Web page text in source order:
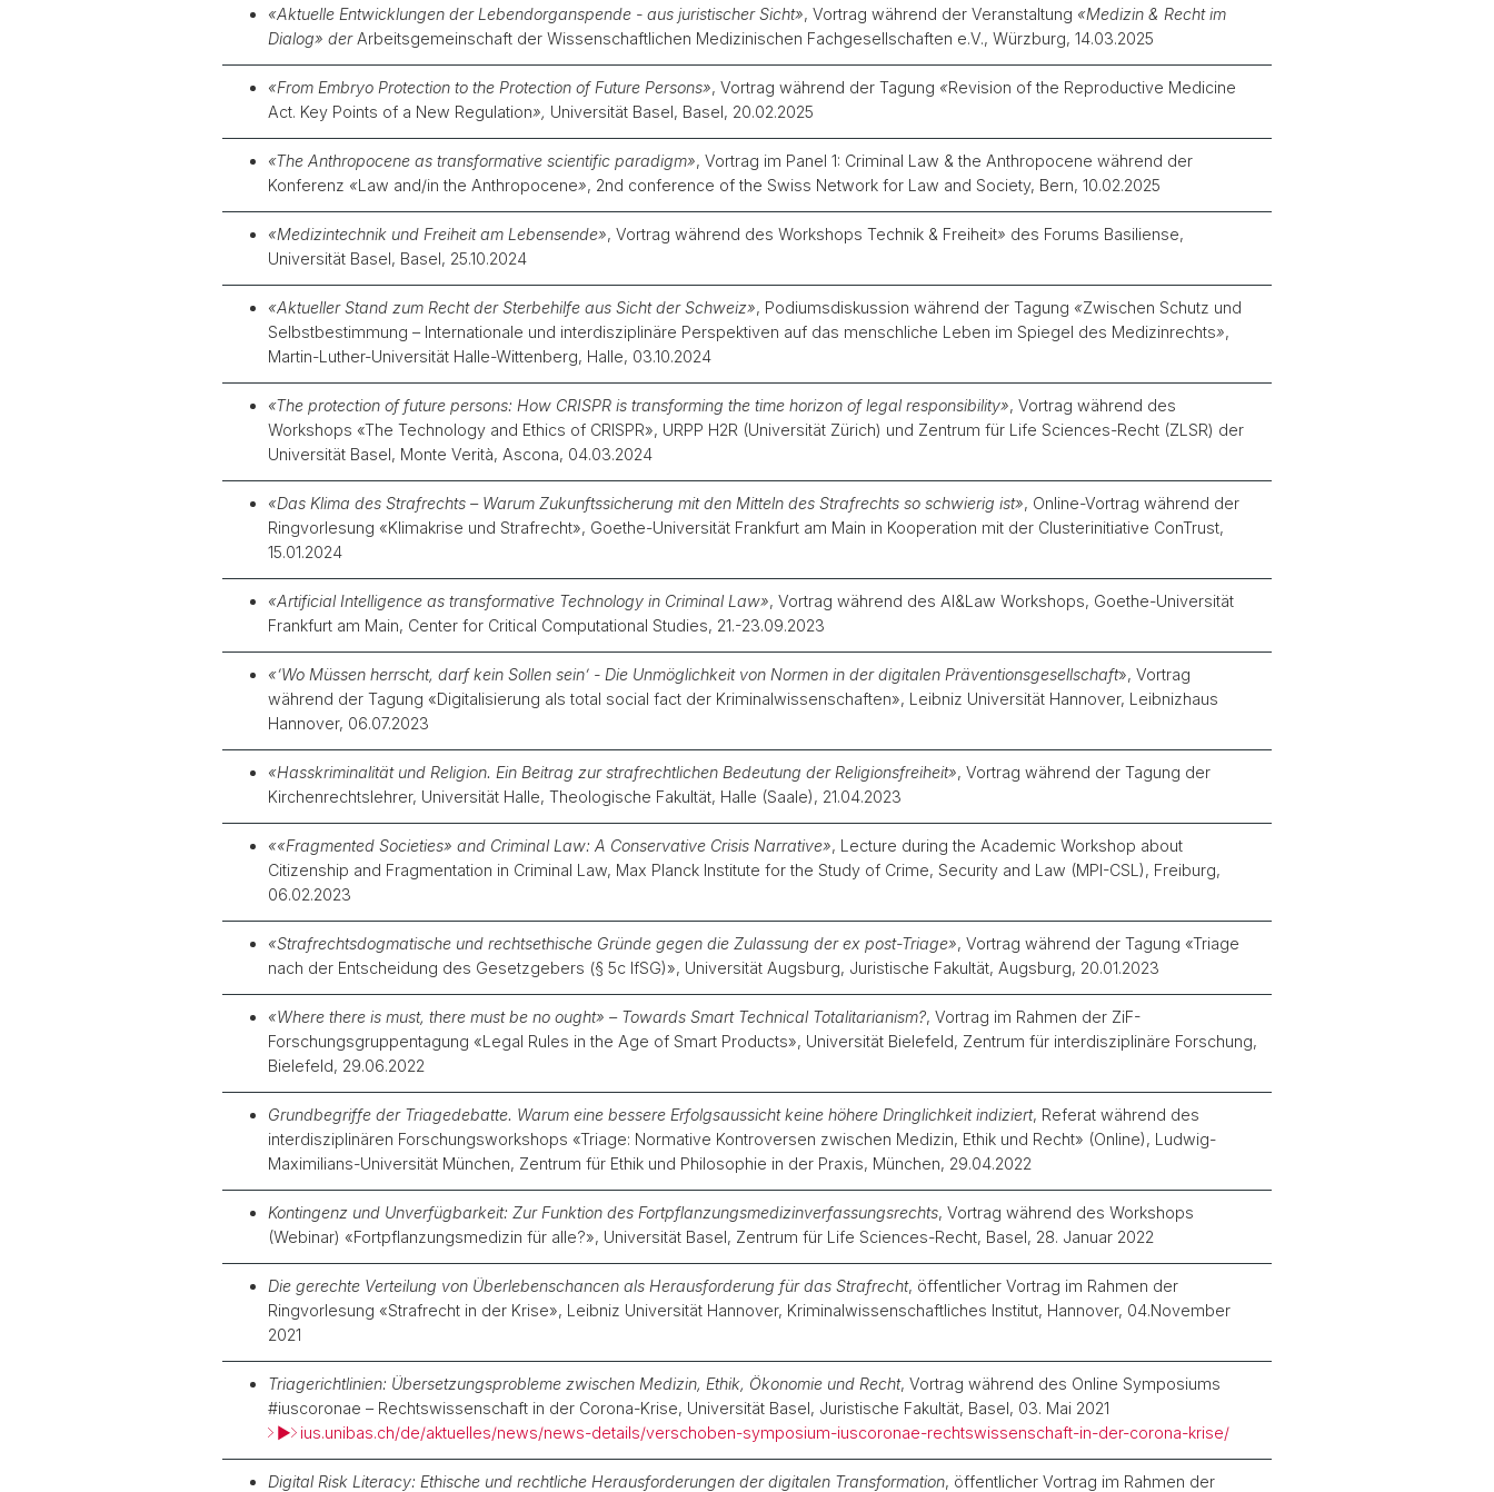
«Aktuelle Entwicklungen der Lebendorganspende - aus juristischer Sicht», Vortrag während der Veranstaltung «Medizin & Recht im
Dialog» derArbeitsgemeinschaft der Wissenschaftlichen Medizinischen Fachgesellschaften e.V., Würzburg, 14.03.2025
«From Embryo Protection to the Protection of Future Persons», Vortrag während der Tagung «Revision of the Reproductive Medicine
Act. Key Points of a New Regulation», Universität Basel, Basel, 20.02.2025
«The Anthropocene as transformative scientific paradigm», Vortrag im Panel 1: Criminal Law & the Anthropocene während der
Konferenz «Law and/in the Anthropocene», 2nd conference of the Swiss Network for Law and Society, Bern, 10.02.2025
«Medizintechnik und Freiheit am Lebensende», Vortrag während des Workshops Technik & Freiheit» des Forums Basiliense,
Universität Basel, Basel, 25.10.2024
«Aktueller Stand zum Recht der Sterbehilfe aus Sicht der Schweiz», Podiumsdiskussion während der Tagung «Zwischen Schutz und
Selbstbestimmung – Internationale und interdisziplinäre Perspektiven auf das menschliche Leben im Spiegel des Medizinrechts»,
Martin-Luther-Universität Halle-Wittenberg, Halle, 03.10.2024
«The protection of future persons: How CRISPR is transforming the time horizon of legal responsibility», Vortrag während des
Workshops «The Technology and Ethics of CRISPR», URPP H2R (Universität Zürich) und Zentrum für Life Sciences-Recht (ZLSR) der
Universität Basel, Monte Verità, Ascona, 04.03.2024
«Das Klima des Strafrechts – Warum Zukunftssicherung mit den Mitteln des Strafrechts so schwierig ist», Online-Vortrag während der
Ringvorlesung «Klimakrise und Strafrecht», Goethe-Universität Frankfurt am Main in Kooperation mit der Clusterinitiative ConTrust,
15.01.2024
«Artificial Intelligence as transformative Technology in Criminal Law», Vortrag während des AI&Law Workshops, Goethe-Universität
Frankfurt am Main, Center for Critical Computational Studies, 21.-23.09.2023
«’Wo Müssen herrscht, darf kein Sollen sein’ - Die Unmöglichkeit von Normen in der digitalen Präventionsgesellschaft», Vortrag
während der Tagung «Digitalisierung als total social fact der Kriminalwissenschaften», Leibniz Universität Hannover, Leibnizhaus
Hannover, 06.07.2023
«Hasskriminalität und Religion. Ein Beitrag zur strafrechtlichen Bedeutung der Religionsfreiheit», Vortrag während der Tagung der
Kirchenrechtslehrer, Universität Halle, Theologische Fakultät, Halle (Saale), 21.04.2023
««Fragmented Societies» and Criminal Law: A Conservative Crisis Narrative», Lecture during the Academic Workshop about
Citizenship and Fragmentation in Criminal Law, Max Planck Institute for the Study of Crime, Security and Law (MPI-CSL), Freiburg,
06.02.2023
«Strafrechtsdogmatische und rechtsethische Gründe gegen die Zulassung der ex post-Triage», Vortrag während der Tagung «Triage
nach der Entscheidung des Gesetzgebers (§ 5c IfSG)», Universität Augsburg, Juristische Fakultät, Augsburg, 20.01.2023
«Where there is must, there must be no ought» – Towards Smart Technical Totalitarianism?, Vortrag im Rahmen der ZiF-
Forschungsgruppentagung «Legal Rules in the Age of Smart Products», Universität Bielefeld, Zentrum für interdisziplinäre Forschung,
Bielefeld, 29.06.2022
Grundbegriffe der Triagedebatte. Warum eine bessere Erfolgsaussicht keine höhere Dringlichkeit indiziert, Referat während des
interdisziplinären Forschungsworkshops «Triage: Normative Kontroversen zwischen Medizin, Ethik und Recht» (Online), Ludwig-
Maximilians-Universität München, Zentrum für Ethik und Philosophie in der Praxis, München, 29.04.2022
Kontingenz und Unverfügbarkeit: Zur Funktion des Fortpflanzungsmedizinverfassungsrechts, Vortrag während des Workshops
(Webinar) «Fortpflanzungsmedizin für alle?», Universität Basel, Zentrum für Life Sciences-Recht, Basel, 28. Januar 2022
Die gerechte Verteilung von Überlebenschancen als Herausforderung für das Strafrecht, öffentlicher Vortrag im Rahmen der
Ringvorlesung «Strafrecht in der Krise», Leibniz Universität Hannover, Kriminalwissenschaftliches Institut, Hannover, 04.November
2021
Triagerichtlinien: Übersetzungsprobleme zwischen Medizin, Ethik, Ökonomie und Recht, Vortrag während des Online Symposiums
#iuscoronae – Rechtswissenschaft in der Corona-Krise, Universität Basel, Juristische Fakultät, Basel, 03. Mai 2021
► ius.unibas.ch/de/aktuelles/news/news-details/verschoben-symposium-iuscoronae-rechtswissenschaft-in-der-corona-krise/
Digital Risk Literacy: Ethische und rechtliche Herausforderungen der digitalen Transformation, öffentlicher Vortrag im Rahmen der